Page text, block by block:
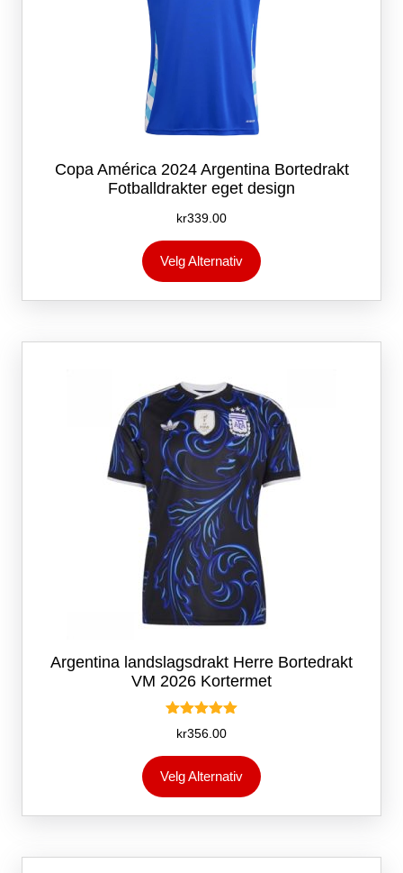
Copa América 2024 Argentina Bortedrakt
Fotballdrakter eget design
kr339.00
Velg Alternativ
produktet
flere
Alternativene
på
produktsiden
Argentina landslagsdrakt Herre Bortedrakt
VM 2026 Kortermet
Vurdert
5.00
av 5
kr356.00
Velg Alternativ
produktet
flere
Alternativene